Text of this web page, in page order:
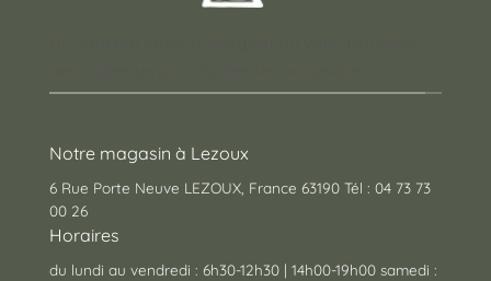
Notre magasin à Lezoux
6 Rue Porte Neuve LEZOUX, France 63190 Tél : 04 73 73
00 26
Horaires
du lundi au vendredi : 6h30-12h30 | 14h00-19h00 samedi :